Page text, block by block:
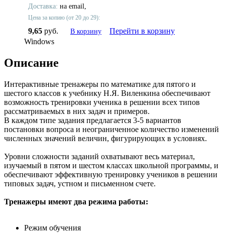
Доставка: на email,
Цена за копию (от 20 до 29):
9,65 руб. В корзину
Перейти в корзину
Windows
Описание
Интерактивные тренажеры по математике для пятого и
шестого классов к учебнику Н.Я. Виленкина обеспечивают
возможность тренировки ученика в решении всех типов
рассматриваемых в них задач и примеров.
В каждом типе задания предлагается 3-5 вариантов
постановки вопроса и неограниченное количество изменений
численных значений величин, фигурирующих в условиях.
Уровни сложности заданий охватывают весь материал,
изучаемый в пятом и шестом классах школьной программы, и
обеспечивают эффективную тренировку учеников в решении
типовых задач, устном и письменном счете.
Тренажеры имеют два режима работы:
Режим обучения